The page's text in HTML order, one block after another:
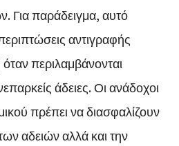
Για παράδειγμα, αυτό
αντιγραφής
περιλαμβάνονται
άδειες. Οι ανάδοχοι
πρέπει να διασφαλίζουν
αδειών αλλά και την